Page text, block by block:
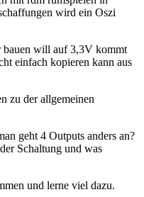
wird ein Oszi
bauen will auf 3,3V kommt
einfach kopieren kann aus
zu der allgemeinen
geht 4 Outputs anders an?
Schaltung und was
und lerne viel dazu.